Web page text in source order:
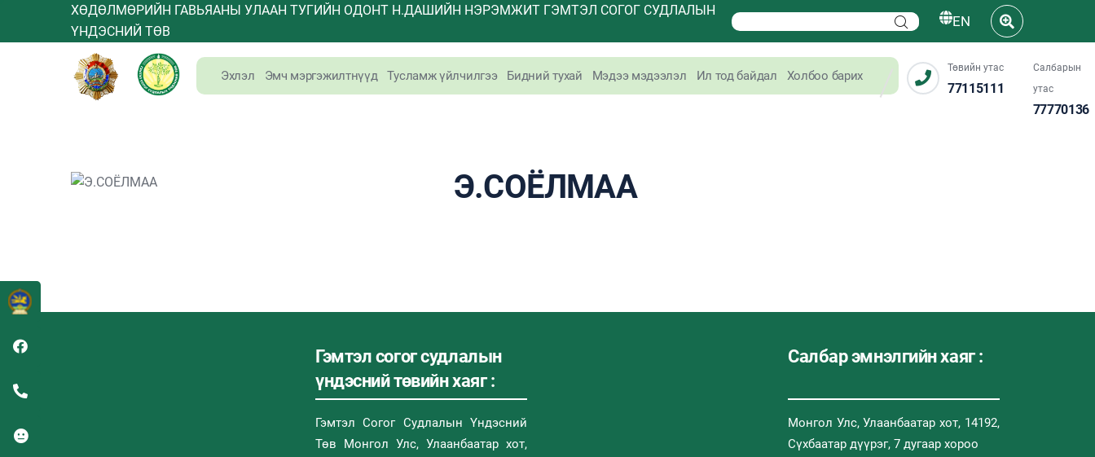
ХӨДӨЛМӨРИЙН ГАВЬЯАНЫ УЛААН ТУГИЙН ОДОНТ Н.ДАШИЙН НЭРЭМЖИТ ГЭМТЭЛ СОГОГ СУДЛАЛЫН
ҮНДЭСНИЙ ТӨВ
EN
Эхлэл Эмч мэргэжилтнүүд Тусламж үйлчилгээ Бидний тухай Мэдээ мэдээлэл Ил тод байдал Холбоо барих
Төвийн утас
77115111
Салбарын
утас
77770136
Э.СОЁЛМАА
Гэмтэл согог судлалын
үндэсний төвийн хаяг :
Гэмтэл Согог Судлалын Үндэсний
Төв Монгол Улс, Улаанбаатар хот,
Салбар эмнэлгийн хаяг :
Монгол Улс, Улаанбаатар хот, 14192,
Сүхбаатар дүүрэг, 7 дугаар хороо